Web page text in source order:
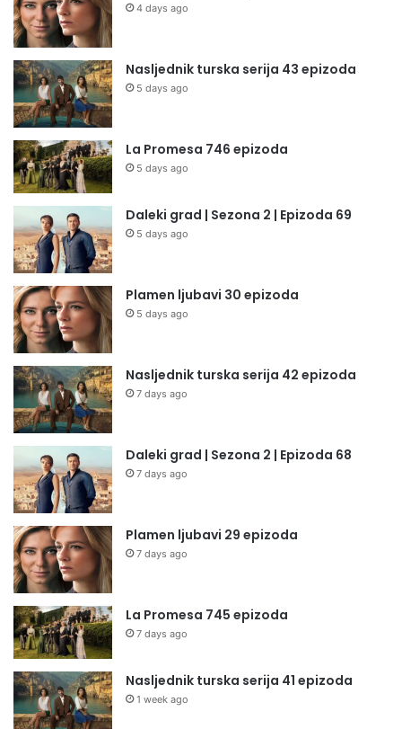
4 days ago
Nasljednik turska serija 43 epizoda
5 days ago
La Promesa 746 epizoda
5 days ago
Daleki grad | Sezona 2 | Epizoda 69
5 days ago
Plamen ljubavi 30 epizoda
5 days ago
Nasljednik turska serija 42 epizoda
7 days ago
Daleki grad | Sezona 2 | Epizoda 68
7 days ago
Plamen ljubavi 29 epizoda
7 days ago
La Promesa 745 epizoda
7 days ago
Nasljednik turska serija 41 epizoda
1 week ago